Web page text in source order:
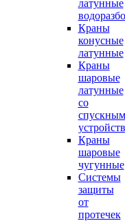
латунные
Краны
конусные
латунные
Краны
шаровые
латунные
со
спускным
Краны
шаровые
чугунные
Системы
защиты
от
протечек